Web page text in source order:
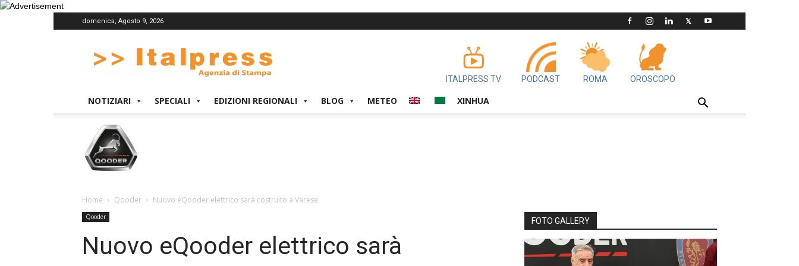
domenica, Agosto 9, 2026
ITALPRESS TV PODCAST ROMA OROSCOPO
NOTIZIARI SPECIALI EDIZIONI REGIONALI BLOG METEO XINHUA
Home Qooder Nuovo eQooder elettrico sarà costruito a Varese
Qooder
Nuovo eQooder elettrico sarà
FOTO GALLERY